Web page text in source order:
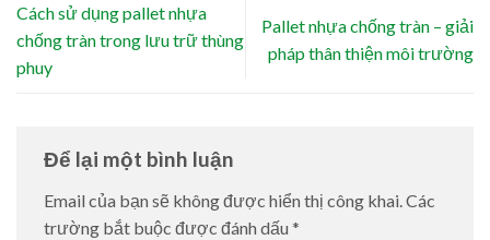
Cách sử dụng pallet nhựa
chống tràn trong lưu trữ thùng
phuy
Pallet nhựa chống tràn – giải
pháp thân thiện môi trường
Để lại một bình luận
Email của bạn sẽ không được hiển thị công khai. Các
trường bắt buộc được đánh dấu *